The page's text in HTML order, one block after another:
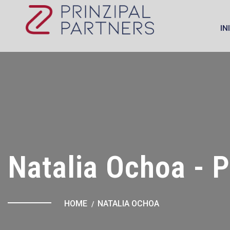
Natalia Ochoa -
HOME NATALIA OCHOA